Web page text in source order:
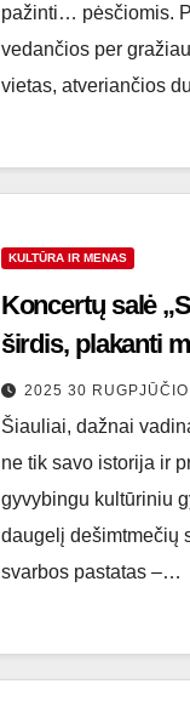
pažinti… pėsčiomis.
vedančios per
vietas, atveriančios
KULTŪRA IR MENAS
Koncertų salė
širdis, plakanti
2025 30 RUGPJŪČIO
Šiauliai, dažnai
ne tik savo istorija ir
gyvybingu kultūriniu
daugelį dešimtmečių
svarbos pastatas –…